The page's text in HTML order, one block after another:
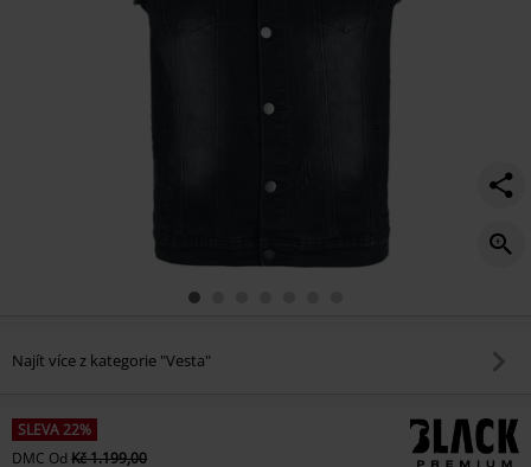
Najít více z kategorie "Vesta"
SLEVA 22%
DMC Od Kč 1.199,00